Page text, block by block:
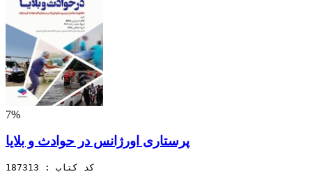
7%
پرستاری اورژانس در حوادث و بلایا
کد کتاب : 187313